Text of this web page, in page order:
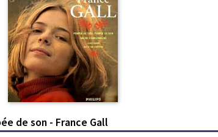
de son - France Gall